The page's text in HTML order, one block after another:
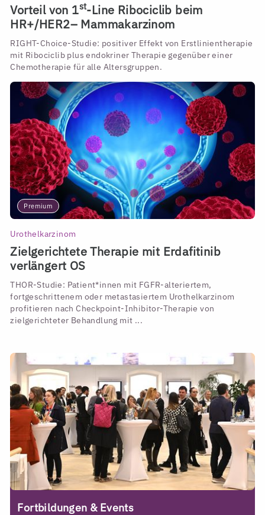
Vorteil von 1st-Line Ribociclib beim
HR+/HER2– Mammakarzinom
RIGHT-Choice-Studie: positiver Effekt von Erstlinientherapie
mit Ribociclib plus endokriner Therapie gegenüber einer
Chemotherapie für alle Altersgruppen.
Premium
Urothelkarzinom
Zielgerichtete Therapie mit Erdafitinib
verlängert OS
THOR-Studie: Patient*innen mit FGFR-alteriertem,
fortgeschrittenem oder metastasiertem Urothelkarzinom
profitieren nach Checkpoint-Inhibitor-Therapie von
zielgerichteter Behandlung mit ...
Fortbildungen & Events